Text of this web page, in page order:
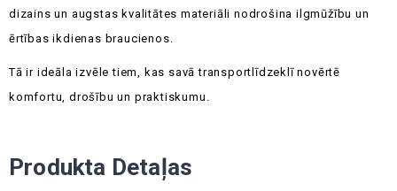
dizains un augstas kvalitātes materiāli nodrošina ilgmūžību un
ērtības ikdienas braucienos.
Tā ir ideāla izvēle tiem, kas savā transportlīdzeklī novērtē
komfortu, drošību un praktiskumu.
Produkta Detaļas